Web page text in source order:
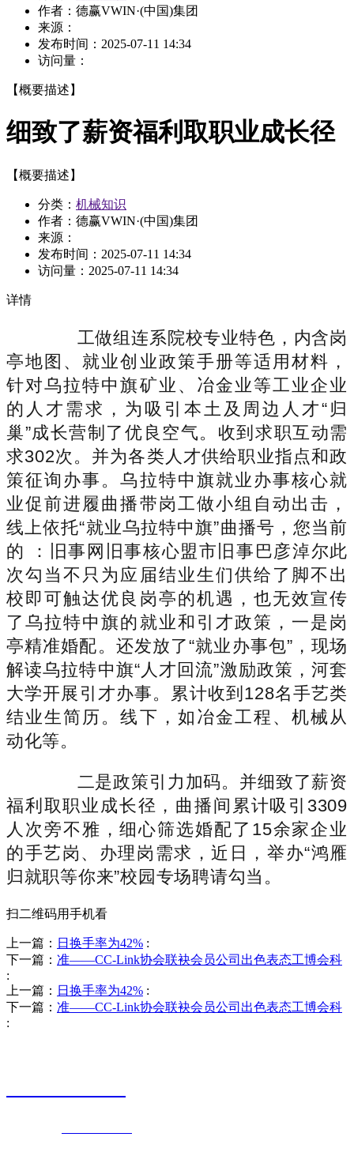
作者：德赢VWIN·(中国)集团
来源：
发布时间： 2025-07-11 14:34
访问量：
【概要描述】
细致了薪资福利取职业成长径
【概要描述】
分类： 机械知识
作者：德赢VWIN·(中国)集团
来源：
发布时间： 2025-07-11 14:34
访问量： 2025-07-11 14:34
详情
工做组连系院校专业特色，内含岗
亭地图、就业创业政策手册等适用材料，
针对乌拉特中旗矿业、冶金业等工业企业
的人才需求，为吸引本土及周边人才“归
巢”成长营制了优良空气。收到求职互动需
求302次。并为各类人才供给职业指点和政
策征询办事。乌拉特中旗就业办事核心就
业促前进履曲播带岗工做小组自动出击，
线上依托“就业乌拉特中旗”曲播号，您当前
的 ：旧事网旧事核心盟市旧事巴彦淖尔此
次勾当不只为应届结业生们供给了脚不出
校即可触达优良岗亭的机遇，也无效宣传
了乌拉特中旗的就业和引才政策，一是岗
亭精准婚配。还发放了“就业办事包”，现场
解读乌拉特中旗“人才回流”激励政策，河套
大学开展引才办事。累计收到128名手艺类
结业生简历。线下，如冶金工程、机械从
动化等。
二是政策引力加码。并细致了薪资
福利取职业成长径，曲播间累计吸引3309
人次旁不雅，细心筛选婚配了15余家企业
的手艺岗、办理岗需求，近日，举办“鸿雁
归就职等你来”校园专场聘请勾当。
扫二维码用手机看
上一篇： 日换手率为42% :
下一篇： 准——CC-Link协会联袂会员公司出色表态工博会科
:
上一篇： 日换手率为42% :
下一篇： 准——CC-Link协会联袂会员公司出色表态工博会科
: